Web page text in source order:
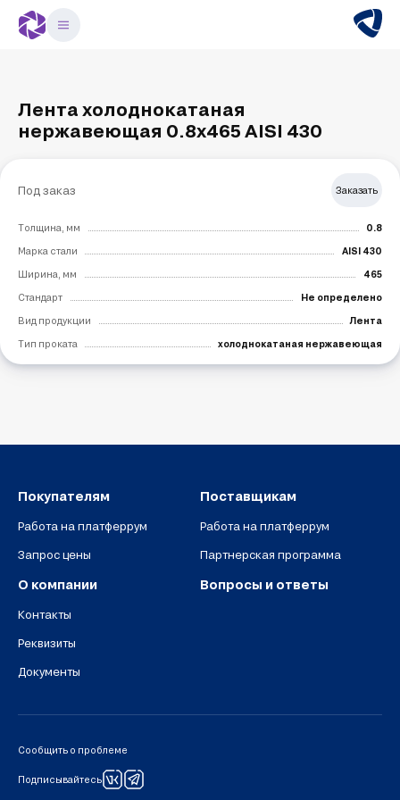
Лента холоднокатаная
нержавеющая 0.8х465 AISI 430
Под заказ Заказать
Толщина, мм 0.8
Марка стали AISI 430
Ширина, мм 465
Стандарт Не определено
Вид продукции Лента
Тип проката холоднокатаная нержавеющая
Покупателям
Работа на платферрум
Запрос цены
Поставщикам
Работа на платферрум
Партнерская программа
О компании
Контакты
Реквизиты
Документы
Вопросы и ответы
Сообщить о проблеме
Подписывайтесь